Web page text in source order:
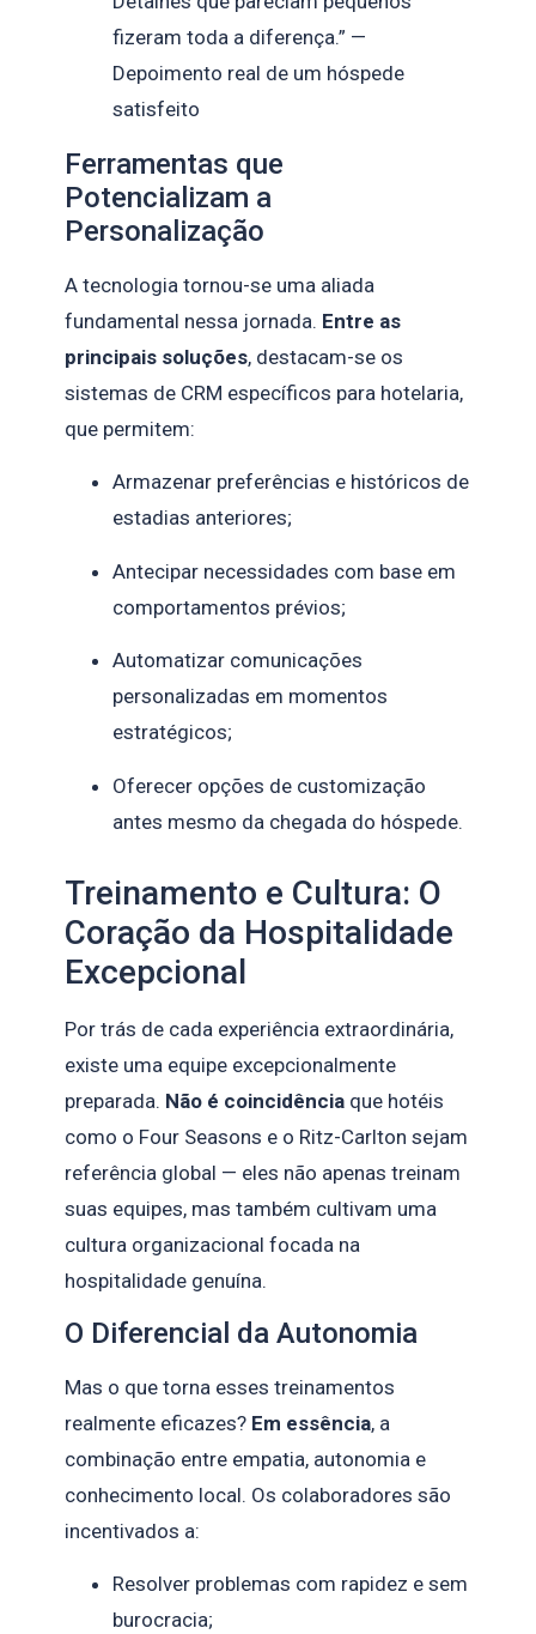
fizeram toda a diferença.” —
Depoimento real de um hóspede
satisfeito
Ferramentas que
Potencializam a
Personalização
A tecnologia tornou-se uma aliada
fundamental nessa jornada. Entre as
principais soluções, destacam-se os
sistemas de CRM específicos para hotelaria,
que permitem:
Armazenar preferências e históricos de
estadias anteriores;
Antecipar necessidades com base em
comportamentos prévios;
Automatizar comunicações
personalizadas em momentos
estratégicos;
Oferecer opções de customização
antes mesmo da chegada do hóspede.
Treinamento e Cultura: O
Coração da Hospitalidade
Excepcional
Por trás de cada experiência extraordinária,
existe uma equipe excepcionalmente
preparada. Não é coincidência que hotéis
como o Four Seasons e o Ritz-Carlton sejam
referência global — eles não apenas treinam
suas equipes, mas também cultivam uma
cultura organizacional focada na
hospitalidade genuína.
O Diferencial da Autonomia
Mas o que torna esses treinamentos
realmente eficazes? Em essência, a
combinação entre empatia, autonomia e
conhecimento local. Os colaboradores são
incentivados a:
Resolver problemas com rapidez e sem
burocracia;